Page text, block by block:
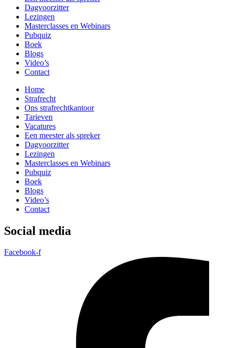
Dagvoorzitter
Lezingen
Masterclasses en Webinars
Pubquiz
Boek
Blogs
Video’s
Contact
Home
Strafrecht
Ons strafrecht­kantoor
Tarieven
Vacatures
Een meester als spreker
Dagvoorzitter
Lezingen
Masterclasses en Webinars
Pubquiz
Boek
Blogs
Video’s
Contact
Social media
Facebook-f